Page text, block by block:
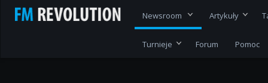
Newsroom Artykuły
Turnieje Forum Pomoc